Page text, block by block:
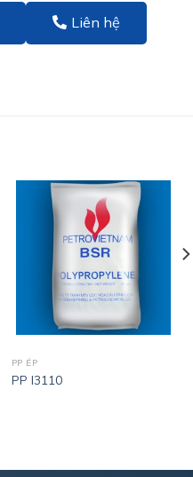
Liên hệ
PP ÉP
PP I3110